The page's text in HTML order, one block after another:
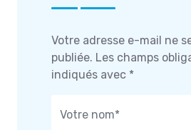
Votre adresse e-mail ne
publiée. Les champs
indiqués avec *